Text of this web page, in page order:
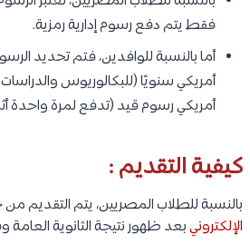
فقط يتم دفع رسوم إدارية رمزية.
أمريكي رسوم قيد (تدفع لمرة واحدة
كيفية التقديم :
بالنسبة للطلاب المصريين، يتم التقديم من
الإلكترونيبعد ظهور نتيجة الثانوية العامة